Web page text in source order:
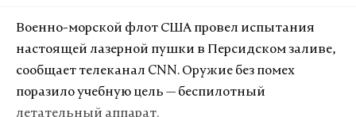
Военно-морской флот США провел испытания
настоящей лазерной пушки в Персидском заливе,
сообщает телеканал CNN. Оружие без помех
поразило учебную цель — беспилотный
летательный аппарат.